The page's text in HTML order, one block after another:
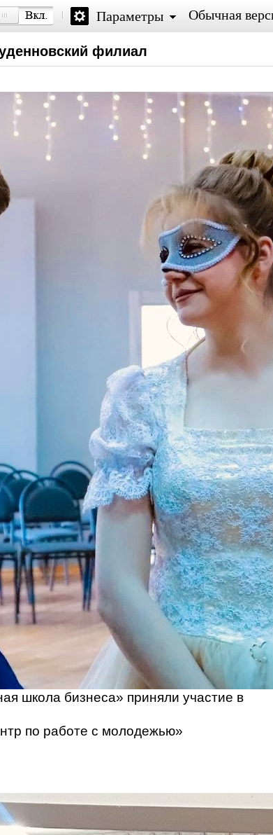
Параметры Обычная
филиал
школа бизнеса» приняли участие в
по работе с молодежью»